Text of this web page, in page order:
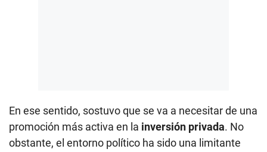
En ese sentido, sostuvo que se va a necesitar de una
promoción más activa en la inversión privada. No
obstante, el entorno político ha sido una limitante